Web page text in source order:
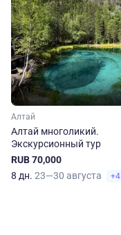
Алтай
Алтай многоликий.
Экскурсионный тур
RUB 70,000
8 дн. 23—30 августа +4